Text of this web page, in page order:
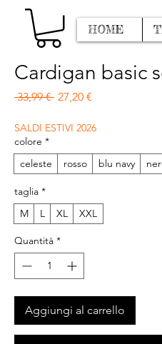
HOME
Cardigan basic
33,99 € Prezzo regolare
27,20 €
SALDI ESTIVI 2026
colore *
celeste
rosso blu navy
taglia *
M
L XL XXL
Quantità *
Aggiungi al carrello